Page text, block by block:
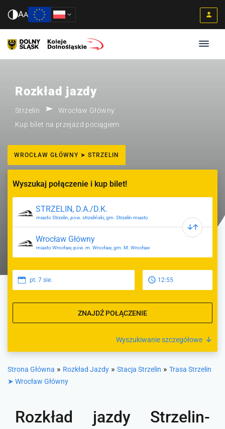
AA
Rozkład jazdy
Strzelin
Wrocław Główny
Kup bilet na przejazd pociągiem
WROCŁAW GŁÓWNY ➤ STRZELIN
Wyszukaj połączenie i kup bilet!
miasto Strzelin, pow. strzeliński, gm. Strzelin miasto
miasto Wrocław, pow. m. Wrocław, gm. M. Wrocław
pt. 7 sie. 12:55
ZNAJDŹ POŁĄCZENIE
Wyszukiwanie szczegółowe
Strona Główna » Rozkład Jazdy » Stacja Strzelin » Trasa Strzelin
➤ Wrocław Główny
Rozkład jazdy Strzelin-